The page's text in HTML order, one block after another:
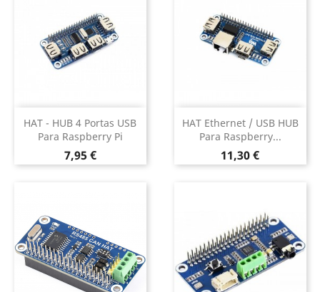
HAT - HUB 4 Portas USB
Para Raspberry Pi
Preço
7,95 €
HAT Ethernet / USB HUB
Para Raspberry...
Preço
11,30 €